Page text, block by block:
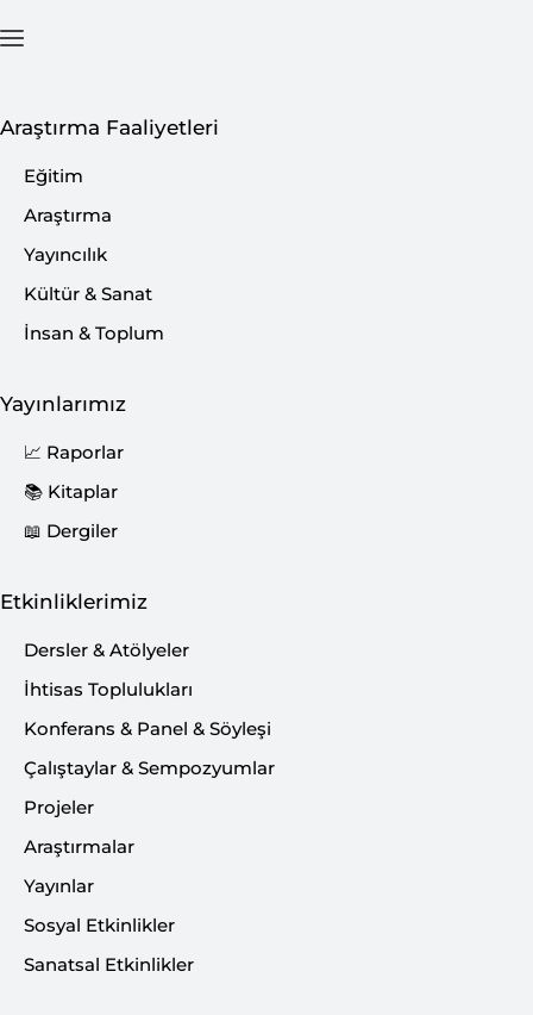
Araştırma Faaliyetleri
Eğitim
Araştırma
Yayıncılık
Kültür & Sanat
İnsan & Toplum
Yayınlarımız
📈 Raporlar
📚 Kitaplar
📖 Dergiler
Etkinliklerimiz
Dersler & Atölyeler
İhtisas Toplulukları
Konferans & Panel & Söyleşi
Çalıştaylar & Sempozyumlar
Projeler
Araştırmalar
Yayınlar
Sosyal Etkinlikler
Sanatsal Etkinlikler
Deniz Kitapevleri Kitap Festivali
kapsaminda Malatya’ya gelen Yazar
– Senarist Tarık TUFAN BİLSAM ‘in